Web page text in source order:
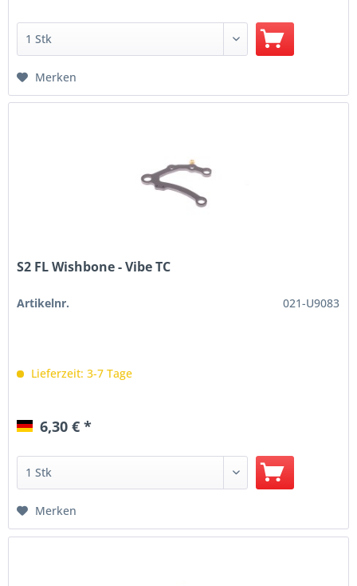
Merken
S2 FL Wishbone - Vibe TC
Artikelnr. 021-U9083
Lieferzeit: 3-7 Tage
6,30 € *
Merken